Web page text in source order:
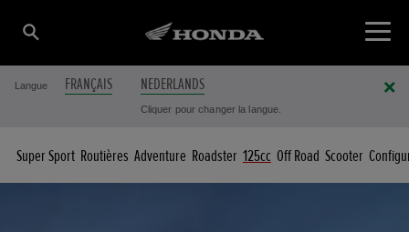
Langue FRANÇAIS NEDERLANDS
Cliquer pour changer la langue.
Super Sport Routières Adventure Roadster 125cc Off Road Scooter